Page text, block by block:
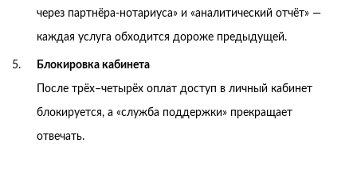
через партнёра‑нотариуса» и «аналитический отчёт» —
каждая услуга обходится дороже предыдущей.
Блокировка кабинета
После трёх–четырёх оплат доступ в личный кабинет
блокируется, а «служба поддержки» прекращает
отвечать.